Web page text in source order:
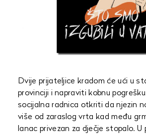
Dvije prijateljice kradom će ući u
provinciji i napraviti kobnu
socijalna radnica otkriti da njezin
više od zaraslog vrta kad među
lanac privezan za dječje stopalo. U